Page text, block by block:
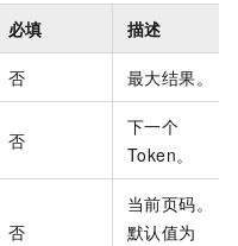
必填 描述
否 最大结果。
否
下一个
Token。
否
当前页码。
默认值为